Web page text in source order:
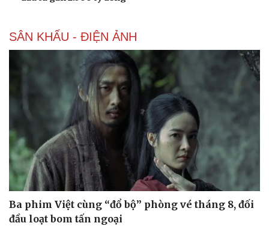
Cải chính
SÂN KHẤU - ĐIỆN ẢNH
Ba phim Việt cùng “đổ bộ” phòng vé tháng 8, đối
đầu loạt bom tấn ngoại